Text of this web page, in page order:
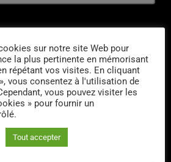
MON E-MAIL ET MON SITE DANS LE
PROCHAIN COMMENTAIRE.
EN CHIFFRES
sur notre site Web pour
la plus pertinente en mémorisant
répétant vos visites. En cliquant
vous consentez à l'utilisation de
vous pouvez visiter les
» pour fournir un
Tout accepter